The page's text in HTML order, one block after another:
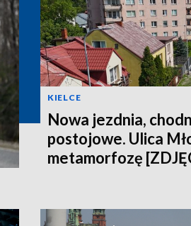
KIELCE
Nowa jezdnia,
postojowe. Ulica
metamorfozę